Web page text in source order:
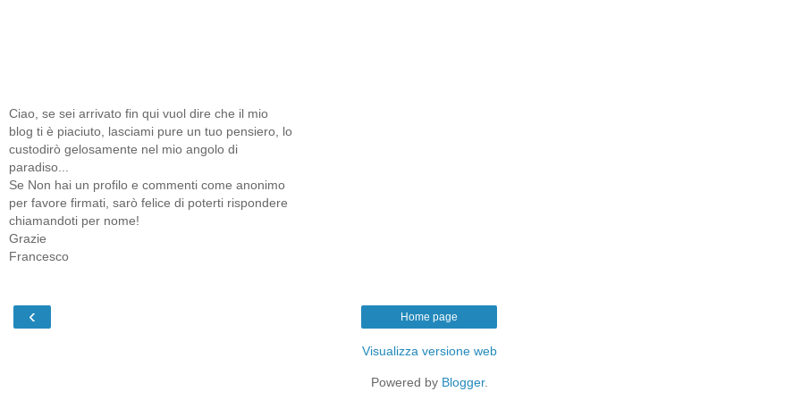
Ciao, se sei arrivato fin qui vuol dire che il mio
blog ti è piaciuto, lasciami pure un tuo pensiero, lo
custodirò gelosamente nel mio angolo di
paradiso...
Se Non hai un profilo e commenti come anonimo
per favore firmati, sarò felice di poterti rispondere
chiamandoti per nome!
Grazie
Francesco
‹ Home page
Visualizza versione web
Powered by Blogger.